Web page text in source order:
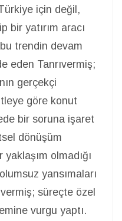
için değil,
bir yatırım aracı
trendin devam
eden Tanrıvermiş;
gerçekçi
göre konut
bir soruna işaret
dönüşüm
olmadığı
yansımaları
süreçte özel
vurgu yaptı.